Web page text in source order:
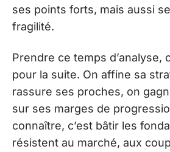
ses points forts, mais aussi
fragilité.
Prendre ce temps d’analyse,
pour la suite. On affine sa
rassure ses proches, on
sur ses marges de
connaître, c’est bâtir les
résistent au marché, aux